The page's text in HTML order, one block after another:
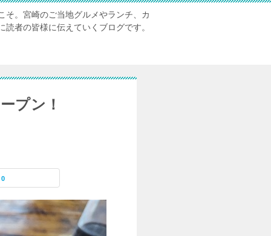
そ。宮崎のご当地グルメやランチ、カ
者の皆様に伝えていくブログです。
プン！
0